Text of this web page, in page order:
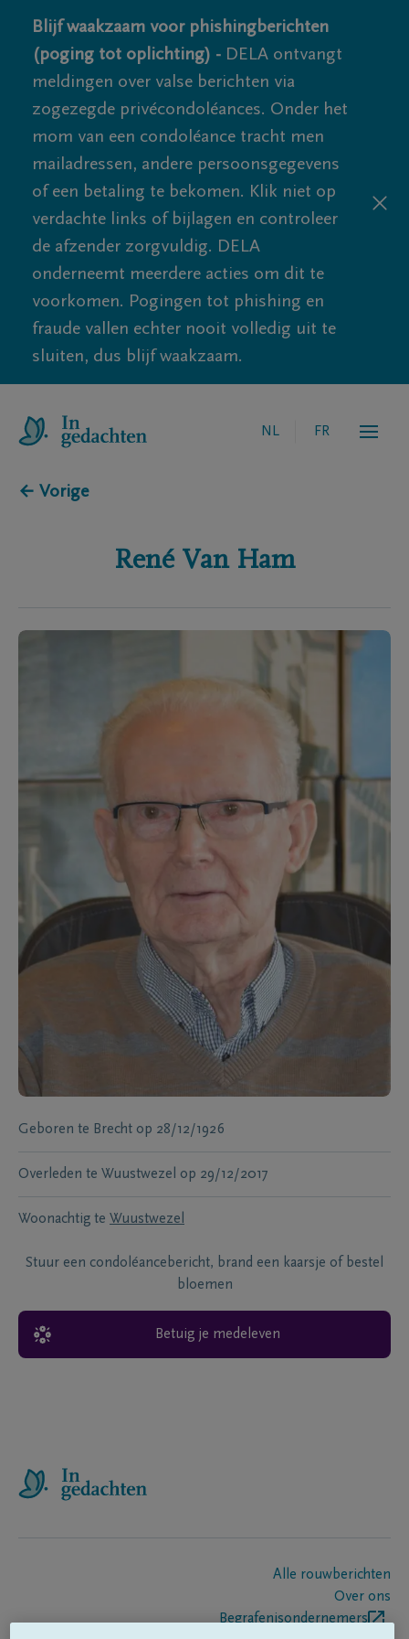
Blijf waakzaam voor phishingberichten
(poging tot oplichting) - DELA ontvangt
meldingen over valse berichten via
zogezegde privécondoléances. Onder het
mom van een condoléance tracht men
mailadressen, andere persoonsgegevens
of een betaling te bekomen. Klik niet op
verdachte links of bijlagen en controleer
de afzender zorgvuldig. DELA
onderneemt meerdere acties om dit te
voorkomen. Pogingen tot phishing en
fraude vallen echter nooit volledig uit te
sluiten, dus blijf waakzaam.
NL FR
← Vorige
René Van Ham
Geboren te Brecht op 28/12/1926
Overleden te Wuustwezel op 29/12/2017
Woonachtig te Wuustwezel
Stuur een condoléancebericht, brand een kaarsje of bestel
bloemen
Betuig je medeleven
Alle rouwberichten
Over ons
Begrafenisondernemers